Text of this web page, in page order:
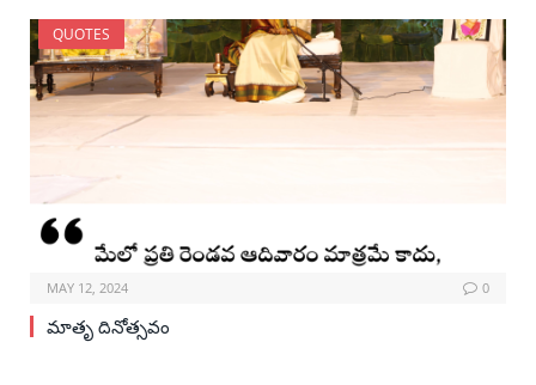
QUOTES
MAY 12, 2024 0
మాతృ దినోత్సవం